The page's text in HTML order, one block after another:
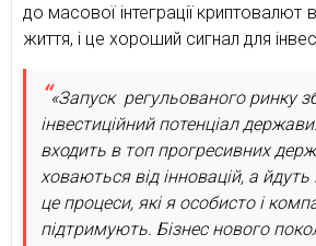
до масової інтеграції
життя, і це хороший сигнал для
«Запуск регульованого ринку
інвестиційний потенціал
входить в топ прогресивних
ховаються від інновацій, а йдуть
це процеси, які я особисто і
підтримують. Бізнес нового